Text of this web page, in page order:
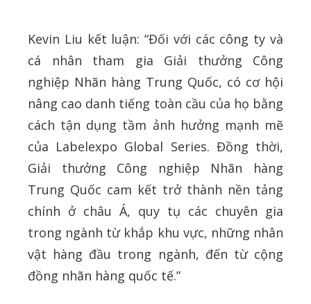
Kevin Liu kết luận: “Đối với các công ty và
cá nhân tham gia Giải thưởng Công
nghiệp Nhãn hàng Trung Quốc, có cơ hội
nâng cao danh tiếng toàn cầu của họ bằng
cách tận dụng tầm ảnh hưởng mạnh mẽ
của Labelexpo Global Series. Đồng thời,
Giải thưởng Công nghiệp Nhãn hàng
Trung Quốc cam kết trở thành nền tảng
chính ở châu Á, quy tụ các chuyên gia
trong ngành từ khắp khu vực, những nhân
vật hàng đầu trong ngành, đến từ cộng
đồng nhãn hàng quốc tế.”